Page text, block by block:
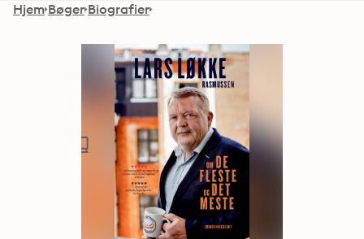
Hjem Bøger Biografier